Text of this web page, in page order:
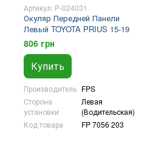
Артикул: P-024031
Окуляр Передней Панели
Левый TOYOTA PRIUS 15-19
806 грн
Купить
Производитель FPS
Сторона
установки
Левая
(Водительская)
Код товара
FP 7056 203